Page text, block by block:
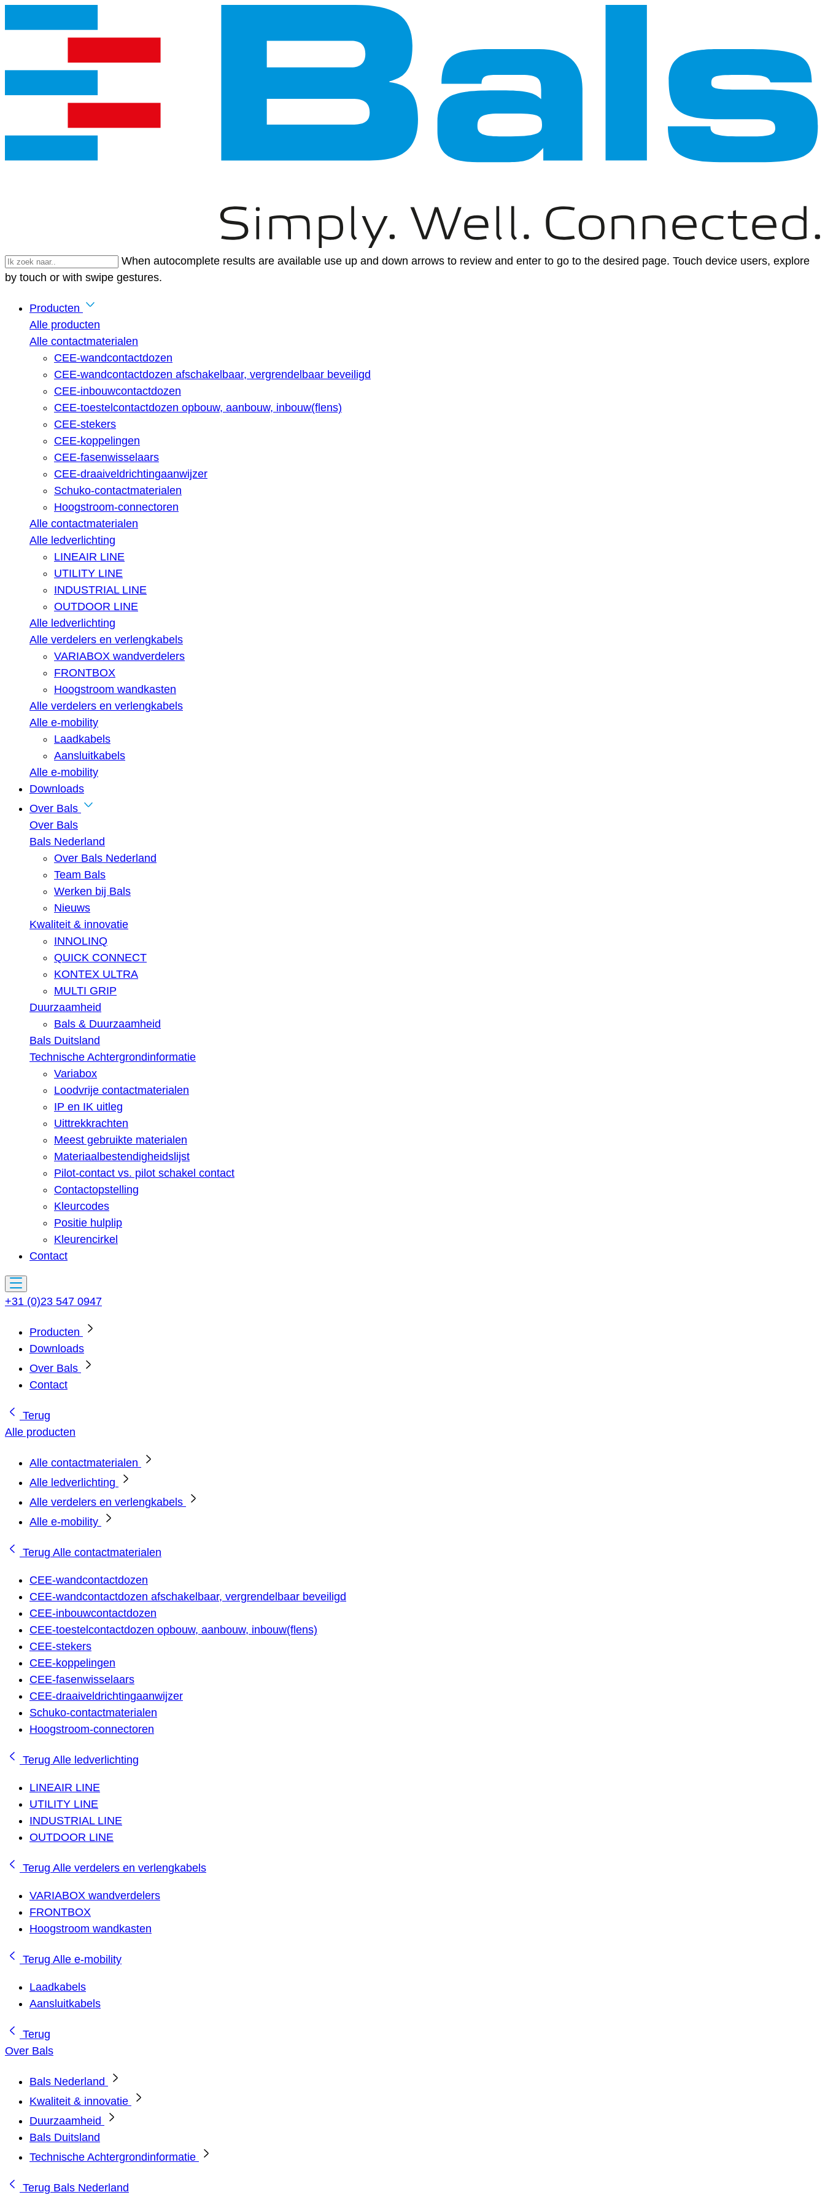
When autocomplete results are available use up and down arrows to review and enter to go to the desired page. Touch device users, explore
by touch or with swipe gestures.
Producten
Alle producten
Alle contactmaterialen
CEE-wandcontactdozen
CEE-wandcontactdozen afschakelbaar, vergrendelbaar beveiligd
CEE-inbouwcontactdozen
CEE-toestelcontactdozen opbouw, aanbouw, inbouw(flens)
CEE-stekers
CEE-koppelingen
CEE-fasenwisselaars
CEE-draaiveldrichtingaanwijzer
Schuko-contactmaterialen
Hoogstroom-connectoren
Alle contactmaterialen
Alle ledverlichting
LINEAIR LINE
UTILITY LINE
INDUSTRIAL LINE
OUTDOOR LINE
Alle ledverlichting
Alle verdelers en verlengkabels
VARIABOX wandverdelers
FRONTBOX
Hoogstroom wandkasten
Alle verdelers en verlengkabels
Alle e-mobility
Laadkabels
Aansluitkabels
Alle e-mobility
Downloads
Over Bals
Over Bals
Bals Nederland
Over Bals Nederland
Team Bals
Werken bij Bals
Nieuws
Kwaliteit & innovatie
INNOLINQ
QUICK CONNECT
KONTEX ULTRA
MULTI GRIP
Duurzaamheid
Bals & Duurzaamheid
Bals Duitsland
Technische Achtergrondinformatie
Variabox
Loodvrije contactmaterialen
IP en IK uitleg
Uittrekkrachten
Meest gebruikte materialen
Materiaalbestendigheidslijst
Pilot-contact vs. pilot schakel contact
Contactopstelling
Kleurcodes
Positie hulplip
Kleurencirkel
Contact
+31 (0)23 547 0947
Producten
Downloads
Over Bals
Contact
Terug
Alle producten
Alle contactmaterialen
Alle ledverlichting
Alle verdelers en verlengkabels
Alle e-mobility
Terug Alle contactmaterialen
CEE-wandcontactdozen
CEE-wandcontactdozen afschakelbaar, vergrendelbaar beveiligd
CEE-inbouwcontactdozen
CEE-toestelcontactdozen opbouw, aanbouw, inbouw(flens)
CEE-stekers
CEE-koppelingen
CEE-fasenwisselaars
CEE-draaiveldrichtingaanwijzer
Schuko-contactmaterialen
Hoogstroom-connectoren
Terug Alle ledverlichting
LINEAIR LINE
UTILITY LINE
INDUSTRIAL LINE
OUTDOOR LINE
Terug Alle verdelers en verlengkabels
VARIABOX wandverdelers
FRONTBOX
Hoogstroom wandkasten
Terug Alle e-mobility
Laadkabels
Aansluitkabels
Terug
Over Bals
Bals Nederland
Kwaliteit & innovatie
Duurzaamheid
Bals Duitsland
Technische Achtergrondinformatie
Terug Bals Nederland